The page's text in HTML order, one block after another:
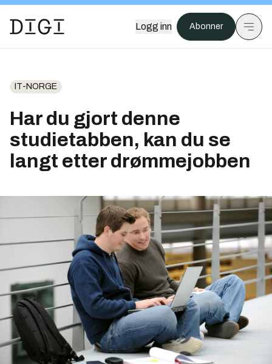
Logg inn Abonner
IT-NORGE
Har du gjort denne
studietabben, kan du se
langt etter drømmejobben